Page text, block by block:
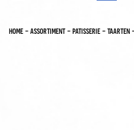
home-assortiment-patisserie-taarten